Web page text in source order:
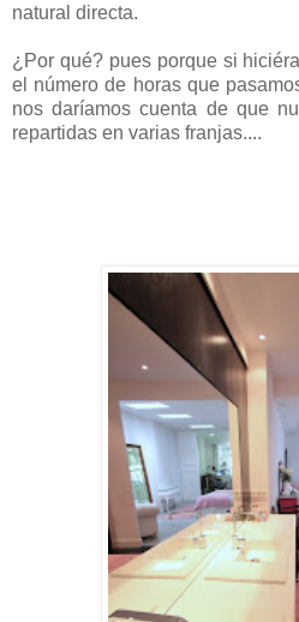
natural directa.
¿Por qué? pues porque si
el número de horas que
nos daríamos cuenta de que
repartidas en varias franjas....